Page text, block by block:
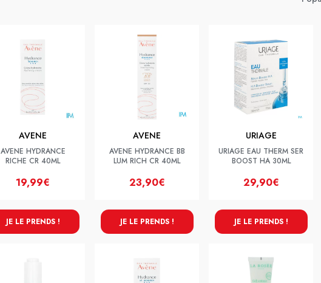
AVENE
AVENE HYDRANCE
RICHE CR 40ML
19,99€
JE LE PRENDS !
AVENE
AVENE HYDRANCE BB
LUM RICH CR 40ML
23,90€
JE LE PRENDS !
URIAGE
URIAGE EAU THERM SER
BOOST HA 30ML
29,90€
JE LE PRENDS !